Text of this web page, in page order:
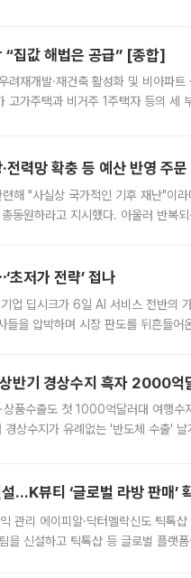
집값 해법은 공급” [종합]
려재개발·재건축 활성화 및 비아파
고가주택과 비거주 1주택자 등의 세
력망 확충 등 예산 반영 주
해 "사실상 국가적인 기후 재난"이
동원하라고 지시했다. 아울러 반복
초저가 전략’ 접나
업 딥시크가 6일 AI 서비스 전반의
들을 압박하며 시장 판도를 뒤흔들
반기 경상수지 흑자 2000억
품수출도 첫 1000억달러대 여행수
상수지가 유례없는 '반도체 수출' 날
…K뷰티 ‘글로벌 라방 판매’
관리 에이피알·닥터멜락신도 틱톡
을 신설하고 틱톡샵 등 글로벌 플랫